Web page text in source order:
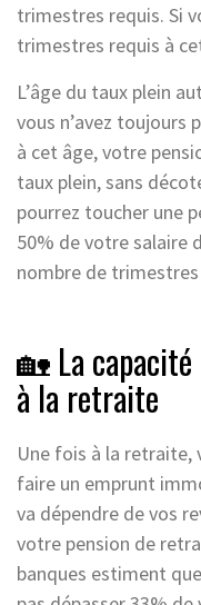
trimestres requis. Si
trimestres requis à
L’âge du taux plein
vous n’avez toujours
à cet âge, votre
taux plein, sans
pourrez toucher une
50% de votre salaire
nombre de
🏡 La
à la retraite
Une fois à la retraite,
faire un emprunt
va dépendre de vos
votre pension de
banques estiment